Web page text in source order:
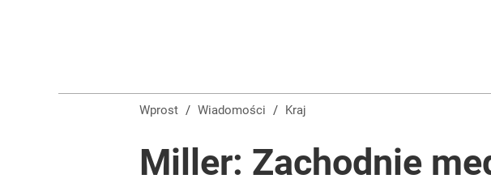
Wprost / Wiadomości / Kraj
Miller: Zachodnie